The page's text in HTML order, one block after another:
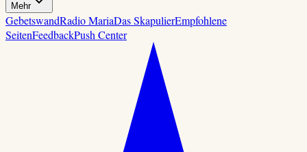
Mehr
GebetswandRadio MariaDas SkapulierEmpfohlene
SeitenFeedbackPush Center